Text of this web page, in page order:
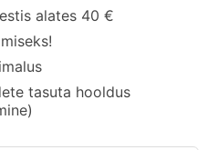
alates 40 €
tasuta hooldus